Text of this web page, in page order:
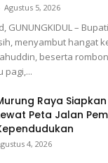
Agustus 5, 2026
GUNUNGKIDUL –
menyambut hangat
beserta
pagi,...
Raya
Peta Jalan
4, 2026